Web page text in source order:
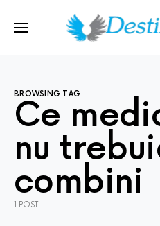
BROWSING TAG
Ce
nu
combini
1 POST